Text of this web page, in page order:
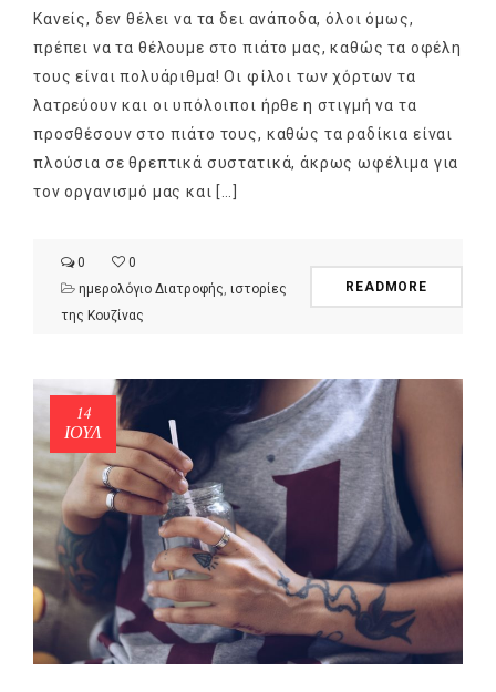
Κανείς, δεν θέλει να τα δει ανάποδα, όλοι όμως,
πρέπει να τα θέλουμε στο πιάτο μας, καθώς τα οφέλη
τους είναι πολυάριθμα! Οι φίλοι των χόρτων τα
λατρεύουν και οι υπόλοιποι ήρθε η στιγμή να τα
προσθέσουν στο πιάτο τους, καθώς τα ραδίκια είναι
πλούσια σε θρεπτικά συστατικά, άκρως ωφέλιμα για
τον οργανισμό μας και […]
0
0
ημερολόγιο Διατροφής ιστορίες
της Κουζίνας
READMORE
14
ΙΟΎΛ